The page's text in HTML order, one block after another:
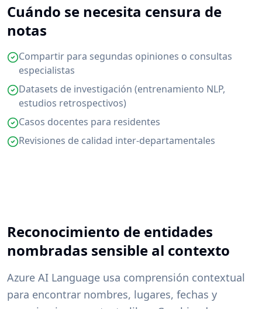
Cuándo se necesita censura de
notas
Compartir para segundas opiniones o consultas
especialistas
Datasets de investigación (entrenamiento NLP,
estudios retrospectivos)
Casos docentes para residentes
Revisiones de calidad inter-departamentales
Reconocimiento de entidades
nombradas sensible al contexto
Azure AI Language usa comprensión contextual
para encontrar nombres, lugares, fechas y